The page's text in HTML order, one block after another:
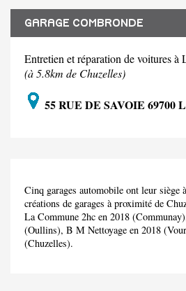
GARAGE COMBRONDE
Entretien et réparation de voitures
(à 5.8km de Chuzelles)
55 RUE DE SAVOIE 69700
Cinq garages automobile ont leur siège
créations de garages à proximité de
La Commune 2hc en 2018
(Oullins), B M Nettoyage en 2018
(Chuzelles).